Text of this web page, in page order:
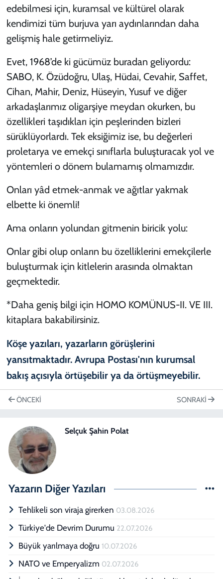
edebilmesi için, kuramsal ve kültürel olarak
kendimizi tüm burjuva yarı aydınlarından daha
gelişmiş hale getirmeliyiz.
Evet, 1968’de ki gücümüz buradan geliyordu:
SABO, K. Özüdoğru, Ulaş, Hüdai, Cevahir, Saffet,
Cihan, Mahir, Deniz, Hüseyin, Yusuf ve diğer
arkadaşlarımız oligarşiye meydan okurken, bu
özellikleri taşıdıkları için peşlerinden bizleri
sürüklüyorlardı. Tek eksiğimiz ise, bu değerleri
proletarya ve emekçi sınıflarla buluşturacak yol ve
yöntemleri o dönem bulamamış olmamızdır.
Onları yâd etmek-anmak ve ağıtlar yakmak
elbette ki önemli!
Ama onların yolundan gitmenin biricik yolu:
Onlar gibi olup onların bu özelliklerini emekçilerle
buluşturmak için kitlelerin arasında olmaktan
geçmektedir.
*Daha geniş bilgi için HOMO KOMÜNUS-II. VE III.
kitaplara bakabilirsiniz.
ÖNCEKI SONRAKI
Selçuk Şahin Polat
Yazarın Diğer Yazıları
Tehlikeli son viraja girerken 03.08.2026
Türkiye'de Devrim Durumu 22.07.2026
Büyük yarılmaya doğru 10.07.2026
NATO ve Emperyalizm 02.07.2026